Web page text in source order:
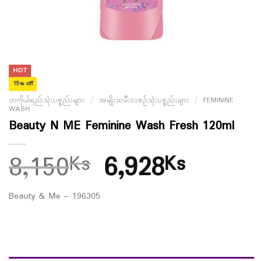
HOT
15% off
တကိုယ်ရည်သုံးပစ္စည်းများ / အမျိုးသမီးလစဉ်သုံးပစ္စည်းများ / FEMININE
WASH
Beauty N ME Feminine Wash Fresh 120ml
8,150Ks 6,928Ks
Beauty & Me – 196305